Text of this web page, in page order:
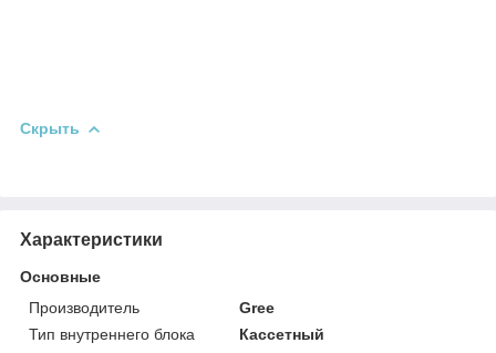
Скрыть
Характеристики
Основные
Производитель
Gree
Тип внутреннего блока
Кассетный